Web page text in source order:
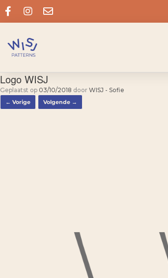
Logo WISJ
Geplaatst op 03/10/2018 door WISJ - Sofie
← Vorige Volgende →